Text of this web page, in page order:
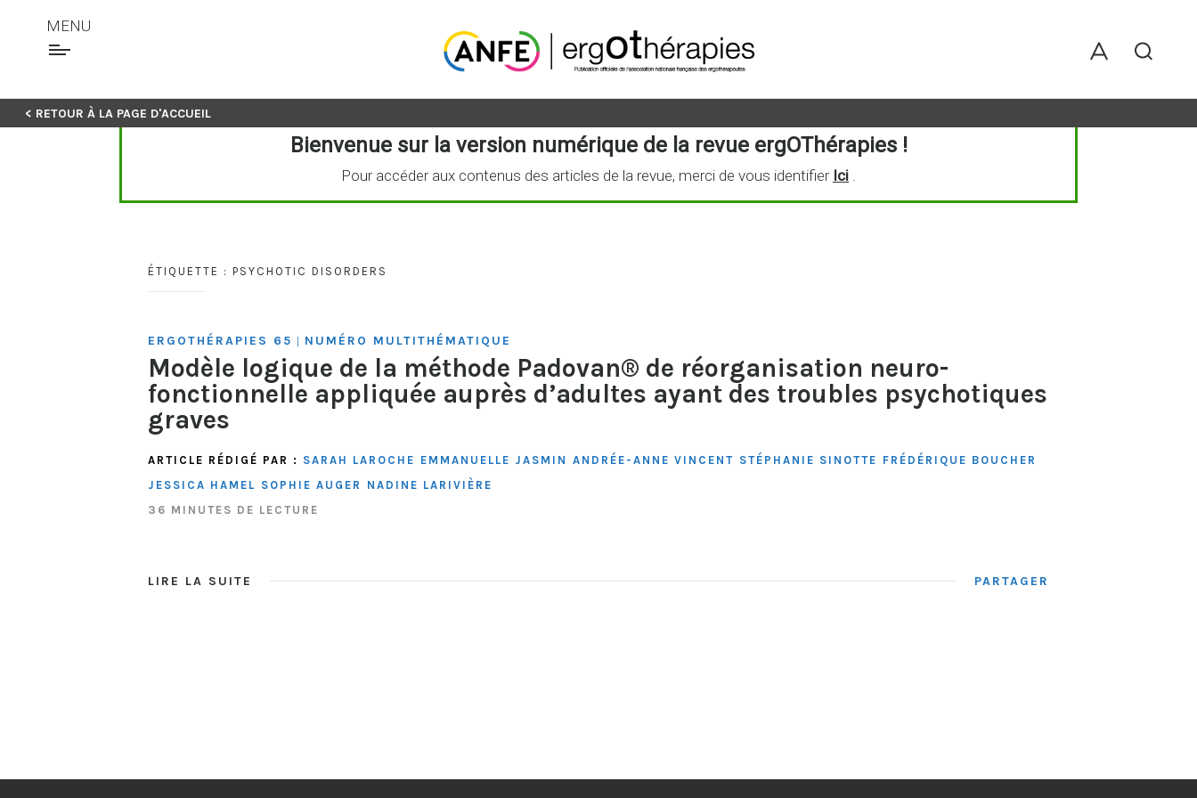
Skip
MENU
< RETOUR À LA PAGE D'ACCUEIL
Bienvenue sur la version numérique de la revue ergOThérapies !
Pour accéder aux contenus des articles de la revue, merci de vous identifier Ici .
ÉTIQUETTE : PSYCHOTIC DISORDERS
ERGOTHÉRAPIES 65 | NUMÉRO MULTITHÉMATIQUE
Modèle logique de la méthode Padovan® de réorganisation neuro-
fonctionnelle appliquée auprès d’adultes ayant des troubles psychotiques
graves
ARTICLE RÉDIGÉ PAR : SARAH LAROCHE EMMANUELLE JASMIN ANDRÉE-ANNE VINCENT STÉPHANIE SINOTTE FRÉDÉRIQUE BOUCHER
JESSICA HAMEL SOPHIE AUGER
NADINE LARIVIÈRE
36 MINUTES DE LECTURE
LIRE LA SUITE PARTAGER